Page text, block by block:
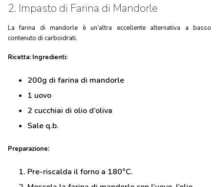
2. Impasto di Farina di Mandorle
La farina di mandorle è un’altra eccellente alternativa a basso
contenuto di carboidrati.
Ricetta: Ingredienti:
200g di farina di mandorle
1 uovo
2 cucchiai di olio d’oliva
Sale q.b.
Preparazione:
Pre-riscalda il forno a 180°C.